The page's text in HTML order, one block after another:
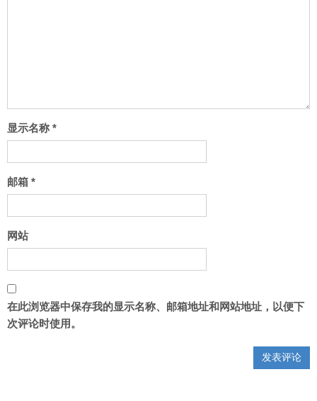
显示名称 *
邮箱 *
网站
在此浏览器中保存我的显示名称、邮箱地址和网站地址，以便下
次评论时使用。